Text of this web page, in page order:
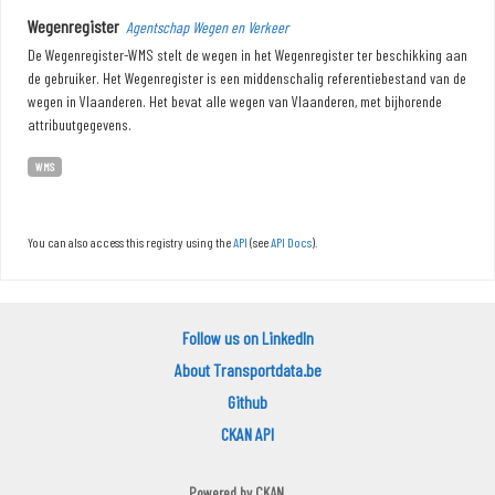
Wegenregister Agentschap Wegen en Verkeer
De Wegenregister-WMS stelt de wegen in het Wegenregister ter beschikking aan
de gebruiker. Het Wegenregister is een middenschalig referentiebestand van de
wegen in Vlaanderen. Het bevat alle wegen van Vlaanderen, met bijhorende
attribuutgegevens.
WMS
You can also access this registry using theAPI (seeAPI Docs).
Follow us on LinkedIn
About Transportdata.be
Github
CKAN API